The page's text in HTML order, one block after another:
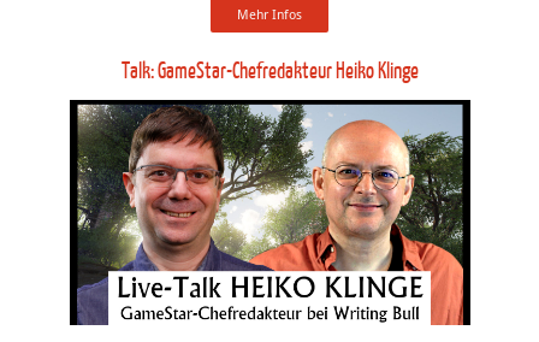
Mehr Infos
Talk: GameStar-Chefredakteur Heiko Klinge